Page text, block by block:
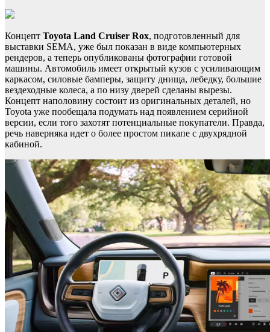
Концепт Toyota Land Cruiser Rox, подготовленный для
выставки SEMA, уже был показан в виде компьютерных
рендеров, а теперь опубликованы фотографии готовой
машины. Автомобиль имеет открытый кузов с усиливающим
каркасом, силовые бамперы, защиту днища, лебедку, большие
вездеходные колеса, а по низу дверей сделаны вырезы.
Концепт наполовину состоит из оригинальных деталей, но
Toyota уже пообещала подумать над появлением серийной
версии, если того захотят потенциальные покупатели. Правда,
речь наверняка идет о более простом пикапе с двухрядной
кабиной.